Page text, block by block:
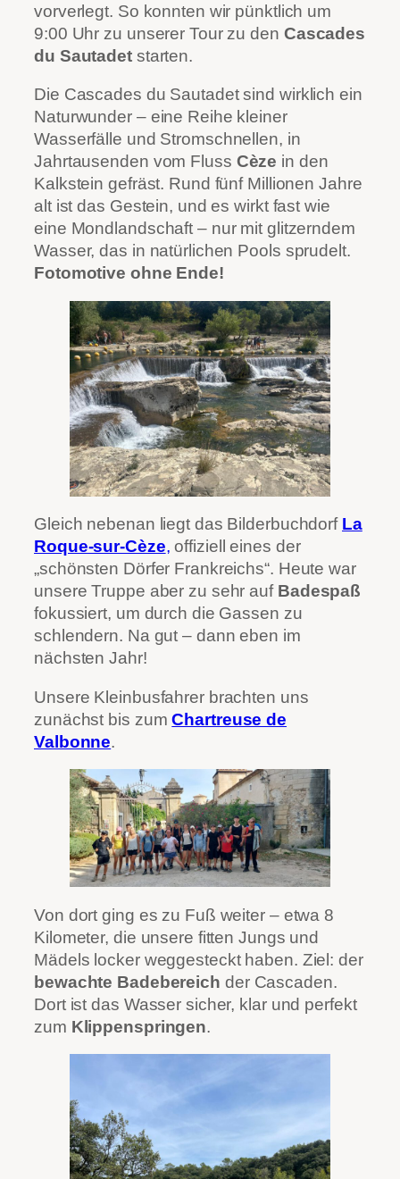
vorverlegt. So konnten wir pünktlich um
9:00 Uhr zu unserer Tour zu den Cascades
du Sautadetstarten.
Die Cascades du Sautadet sind wirklich ein
Naturwunder – eine Reihe kleiner
Wasserfälle und Stromschnellen, in
Jahrtausenden vom Fluss Cèze in den
Kalkstein gefräst. Rund fünf Millionen Jahre
alt ist das Gestein, und es wirkt fast wie
eine Mondlandschaft – nur mit glitzerndem
Wasser, das in natürlichen Pools sprudelt.
Fotomotive ohne Ende!
Gleich nebenan liegt das Bilderbuchdorf La
Roque-sur-Cèze, offiziell eines der
„schönsten Dörfer Frankreichs“. Heute war
unsere Truppe aber zu sehr auf Badespaß
fokussiert, um durch die Gassen zu
schlendern. Na gut – dann eben im
nächsten Jahr!
Unsere Kleinbusfahrer brachten uns
zunächst bis zumChartreuse de
Valbonne.
Von dort ging es zu Fuß weiter – etwa 8
Kilometer, die unsere fitten Jungs und
Mädels locker weggesteckt haben. Ziel: der
bewachte Badebereich der Cascaden.
Dort ist das Wasser sicher, klar und perfekt
zum Klippenspringen.